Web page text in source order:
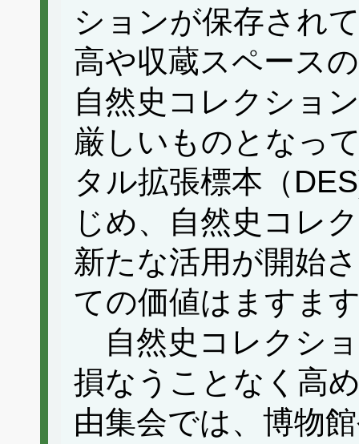
ションが保存され
高や収蔵スペース
自然史コレクショ
厳しいものとなっ
タル拡張標本（
じめ、自然史コレ
新たな活用が開始
ての価値はますま
自然史コレクシ
損なうことなく高
由集会では、博物